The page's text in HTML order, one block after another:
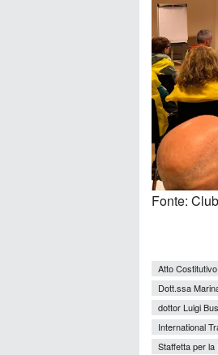
Fonte:
Atto
Dott.ssa
dottor Luigi
International
Staffetta per